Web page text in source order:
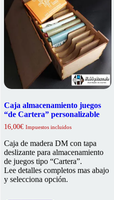
Caja almacenamiento juegos
“de Cartera” personalizable
16,00€ Impuestos incluidos
Caja de madera DM con tapa
deslizante para almacenamiento
de juegos tipo “Cartera”.
Lee detalles completos mas abajo
y selecciona opción.